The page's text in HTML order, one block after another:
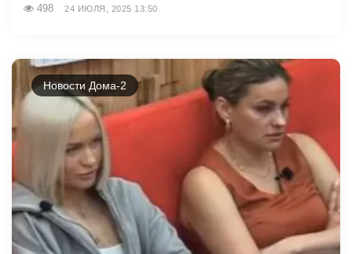
498 24 ИЮЛЯ, 2025 13:50
Новости Дома-2